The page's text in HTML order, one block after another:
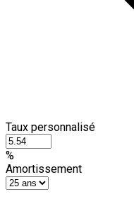
Taux personnalisé
%
Amortissement